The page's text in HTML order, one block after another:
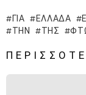
ΓΙΑ ΕΛΛΆΔΑ
ΤΗΝ
ΤΗΣ